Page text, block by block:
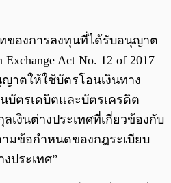
ทของการลงทุนที่ได้รับอนุญาต
Act No. 12 of 2017
าตให้ใช้บัตรโอนเงินทาง
บัตรเดบิตและบัตรเครดิต
เงินต่างประเทศที่เกี่ยวข้องกับ
มข้อกำหนดของกฎระเบียบ
ประเทศ”